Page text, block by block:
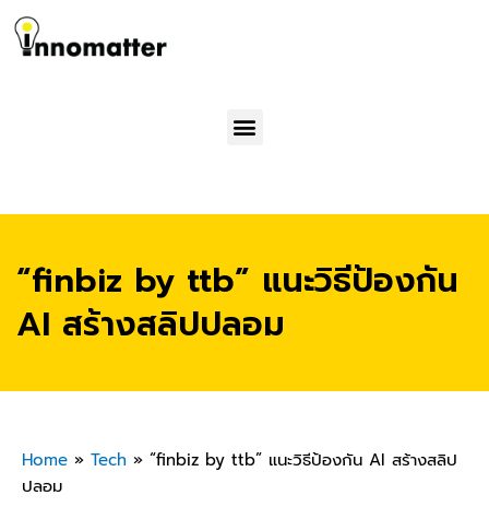
Menu
“finbiz by ttb” แนะวิธีป้องกัน
AI สร้างสลิปปลอม
Home » Tech » “finbiz by ttb” แนะวิธีป้องกัน AI สร้างสลิป
ปลอม